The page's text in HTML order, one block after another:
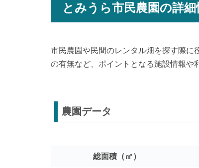
とみうら市民農園の詳細
市民農園や民間のレンタル畑を探す際に
の有無など、ポイントとなる施設情報や
農園データ
総面積（㎡）